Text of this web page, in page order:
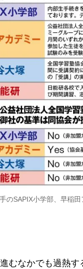
のSAPIX小学部、早稲
むなかでも過熱す